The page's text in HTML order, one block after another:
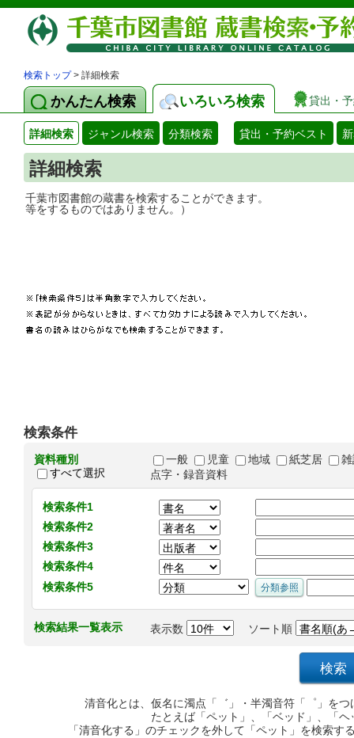
検索トップ> 詳細検索
かんたん検索 いろいろ検索 貸出・
詳細検索 ジャンル検索 分類検索 貸出・予約ベスト
詳細検索
千葉市図書館の蔵書を検索することがで
等をするものではありません。）
検索条件
資料種別
すべて選択
一般 児童 地域 紙芝居
点字・録音資料
検索条件1
検索条件2
検索条件3
検索条件4
検索条件5
検索結果一覧表示 表示数 ソート順
清音化とは、仮名に濁点「゛」・半濁音符「゜」を
たとえば「ペット」、「ベッド」、「
「清音化する」のチェックを外して「ペット」を検索